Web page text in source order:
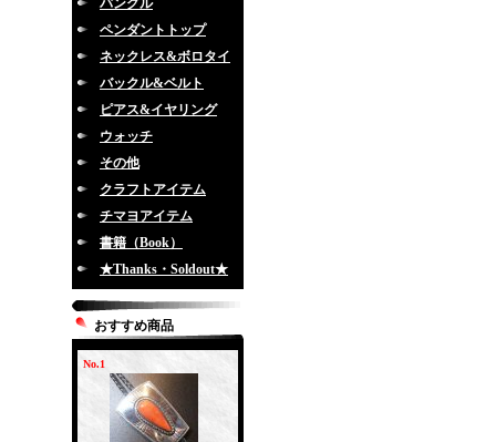
バングル
ペンダントトップ
ネックレス&ボロタイ
バックル&ベルト
ピアス&イヤリング
ウォッチ
その他
クラフトアイテム
チマヨアイテム
書籍（Book）
★Thanks・Soldout★
おすすめ商品
No.1